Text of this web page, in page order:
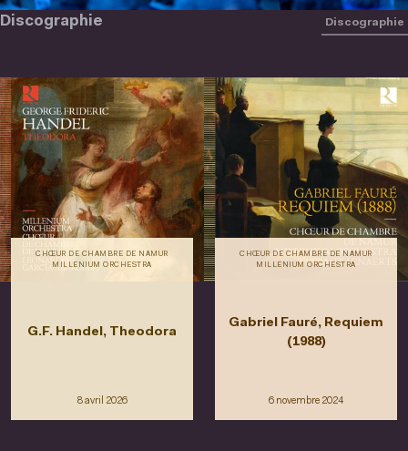
Discographie Discographie
CHŒUR DE CHAMBRE DE NAMUR
MILLENIUM ORCHESTRA
G.F. Handel, Theodora
8 avril 2026
CHŒUR DE CHAMBRE DE NAMUR
MILLENIUM ORCHESTRA
Gabriel Fauré, Requiem
(1988)
6 novembre 2024